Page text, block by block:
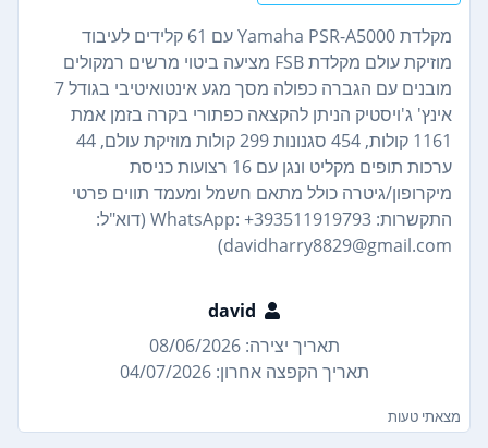
מקלדת Yamaha PSR-A5000 עם 61 קלידים לעיבוד
מוזיקת ​​עולם מקלדת FSB מציעה ביטוי מרשים רמקולים
מובנים עם הגברה כפולה מסך מגע אינטואיטיבי בגודל 7
אינץ' ג'ויסטיק הניתן להקצאה כפתורי בקרה בזמן אמת
1161 קולות, 454 סגנונות 299 קולות מוזיקת ​​עולם, 44
ערכות תופים מקליט ונגן עם 16 רצועות כניסת
מיקרופון/גיטרה כולל מתאם חשמל ומעמד תווים פרטי
התקשרות: WhatsApp: +393511919793 (דוא"ל:
davidharry8829@gmail.com)
david
תאריך יצירה: 08/06/2026
תאריך הקפצה אחרון: 04/07/2026
מצאתי טעות